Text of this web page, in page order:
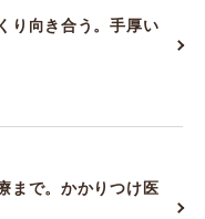
り向き合う。手厚い
まで。かかりつけ医